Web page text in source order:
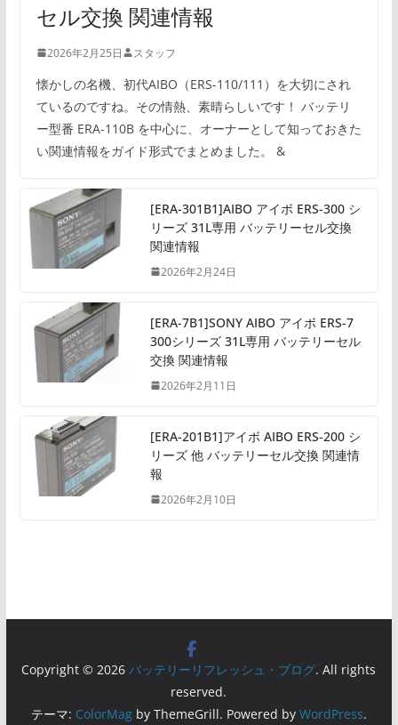
セル交換 関連情報
2026年2月25日 スタッフ
懐かしの名機、初代AIBO（ERS-110/111）を大切にされ
ているのですね。その情熱、素晴らしいです！ バッテリ
ー型番 ERA-110B を中心に、オーナーとして知っておきた
い関連情報をガイド形式でまとめました。 &
[ERA-301B1]AIBO アイボ ERS-300 シ
リーズ 31L専用 バッテリーセル交換
関連情報
2026年2月24日
[ERA-7B1]SONY AIBO アイボ ERS-7
300シリーズ 31L専用 バッテリーセル
交換 関連情報
2026年2月11日
[ERA-201B1]アイボ AIBO ERS-200 シ
リーズ 他 バッテリーセル交換 関連情
報
2026年2月10日
Copyright © 2026バッテリーリフレッシュ・ブログ. All rights
reserved.
テーマ: ColorMagby ThemeGrill. Powered by WordPress.